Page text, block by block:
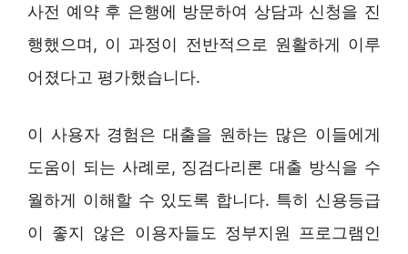
사전 예약 후 은행에 방문하여 상담과 신청을 진
행했으며, 이 과정이 전반적으로 원활하게 이루
어졌다고 평가했습니다.
이 사용자 경험은 대출을 원하는 많은 이들에게
도움이 되는 사례로, 징검다리론 대출 방식을 수
월하게 이해할 수 있도록 합니다. 특히 신용등급
이 좋지 않은 이용자들도 정부지원 프로그램인